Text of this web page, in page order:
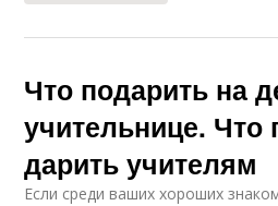
Что подарить на
учительнице. Что
дарить учителям
Если среди ваших хороших